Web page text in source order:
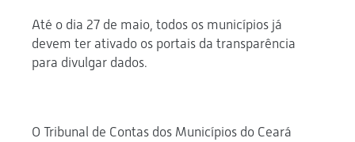
Até o dia 27 de maio, todos os municípios já
devem ter ativado os portais da transparência
para divulgar dados.
O Tribunal de Contas dos Municípios do Ceará